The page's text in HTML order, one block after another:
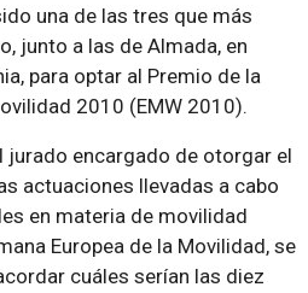
una de las tres que más
junto a las de Almada, en
para optar al Premio de la
2010 (EMW 2010).
jurado encargado de otorgar el
actuaciones llevadas a cabo
en materia de movilidad
Europea de la Movilidad, se
cuáles serían las diez